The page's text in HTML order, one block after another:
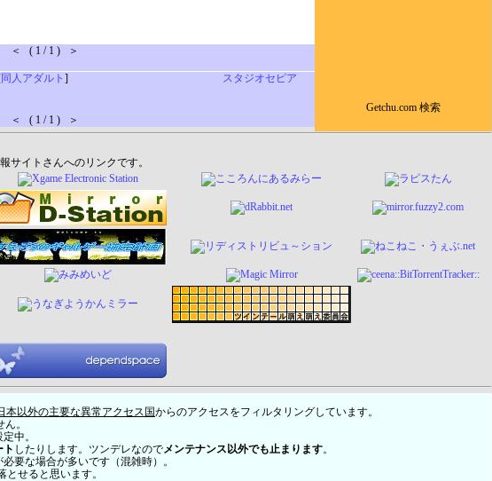
Getchu.com 検索
＜ ( 1 / 1 ) ＞
同人アダルト ]
スタジオセピア
＜ ( 1 / 1 ) ＞
サイトさんへのリンクです。
本以外の主要な異常アクセス国からのアクセスをフィルタリングしています。
。
中。
ト したりします。ツンデレなのでメンテナンス以外でも止まります。
要な場合が多いです（混雑時）。
せると思います。